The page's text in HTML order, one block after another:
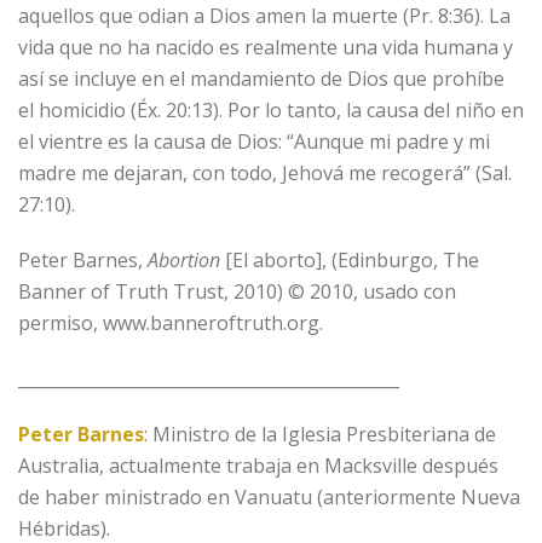
aquellos que odian a Dios amen la muerte (Pr. 8:36). La
vida que no ha nacido es realmente una vida humana y
así se incluye en el mandamiento de Dios que prohíbe
el homicidio (Éx. 20:13). Por lo tanto, la causa del niño en
el vientre es la causa de Dios: “Aunque mi padre y mi
madre me dejaran, con todo, Jehová me recogerá” (Sal.
27:10).
Peter Barnes,Abortion [El aborto], (Edinburgo, The
Banner of Truth Trust, 2010) © 2010, usado con
permiso, www.banneroftruth.org.
Peter Barnes: Ministro de la Iglesia Presbiteriana de
Australia, actualmente trabaja en Macksville después
de haber ministrado en Vanuatu (anteriormente Nueva
Hébridas).